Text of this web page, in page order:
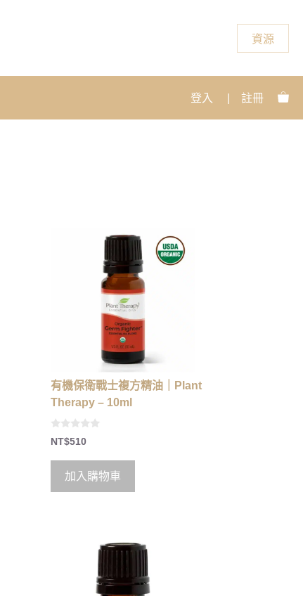
資源
登入 註冊
有機保衛戰士複方精油｜Plant
Therapy – 10ml
0
o
5
NT$510
加入購物車